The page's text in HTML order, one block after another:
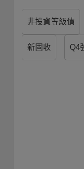
非投資等級債
新固收 Q4